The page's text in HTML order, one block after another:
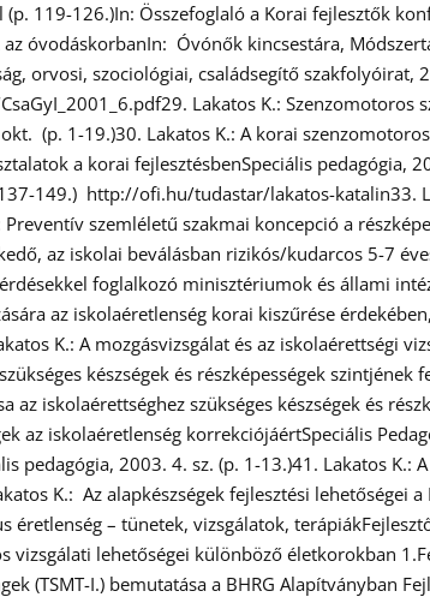
119-126.)In: Összefoglaló a Korai fejlesztők
óvodáskorbanIn: Óvónők kincsestára,
orvosi, szociológiai, családsegítő szakfolyóirat,
Lakatos K.: Szenzomotoros
(p. 1-19.)30. Lakatos K.: A korai
a korai fejlesztésbenSpeciális pedagógia,
149.) http://ofi.hu/tudastar/lakatos-katalin33.
szemléletű szakmai koncepció a
az iskolai beválásban rizikós/kudarcos 5-7
foglalkozó minisztériumok és állami
az iskolaéretlenség korai kiszűrése
K.: A mozgásvizsgálat és az iskolaérettségi
készségek és részképességek
iskolaérettséghez szükséges készségek és
az iskolaéretlenség korrekciójáértSpeciális
pedagógia, 2003. 4. sz. (p. 1-13.)41. Lakatos
K.: Az alapkészségek fejlesztési lehetőségei
– tünetek, vizsgálatok,
lehetőségei különböző életkorokban
(TSMT-I.) bemutatása a BHRG Alapítványban